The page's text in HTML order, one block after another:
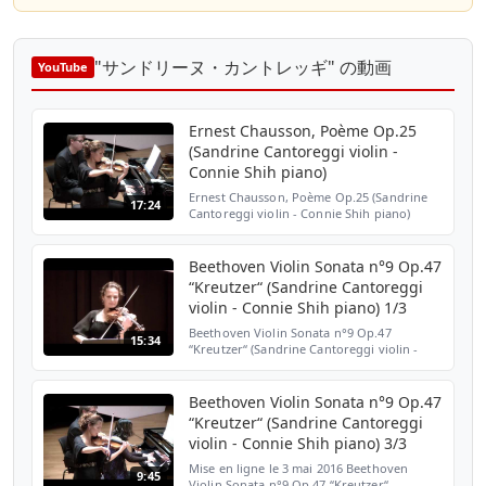
YouTube "サンドリーヌ・カントレッギ" の動画
17:24
Ernest Chausson, Poème Op.25
(Sandrine Cantoreggi violin -
Connie Shih piano)
Ernest Chausson, Poème Op.25 (Sandrine
Cantoreggi violin - Connie Shih piano)
15:34
Beethoven Violin Sonata n°9 Op.47
“Kreutzer“ (Sandrine Cantoreggi
violin - Connie Shih piano) 1/3
Beethoven Violin Sonata n°9 Op.47
“Kreutzer“ (Sandrine Cantoreggi violin -
Philharmonie Luxembourg
9:45
Beethoven Violin Sonata n°9 Op.47
“Kreutzer“ (Sandrine Cantoreggi
violin - Connie Shih piano) 3/3
Mise en ligne le 3 mai 2016 Beethoven